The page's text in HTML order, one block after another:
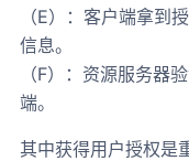
（E）：客户端拿到
信息。
（F）：资源服务器
端。
其中获得用户授权是